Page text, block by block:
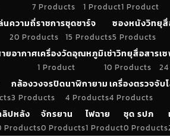
7 Products 1 Product1 Product
นความถี่ราชการ
20 Products
ชุดชาร์จ
15 Products
ซองหนังวิทยุสื่
5 Products
ยอากาศเครื่องวัดอุณหภูมิ
1 Product
เช่าวิทยุสื่อสาร
10 Products
เ
กล้องวงจรปิด
3 Products
นาฬิกายาม
4 Products
เครื่องตรวจจับ
4 Products
ปหลัง
Products
จักรยาน
0 Products
ไฟฉาย
1 Product
ชุด รปภ
0 Products